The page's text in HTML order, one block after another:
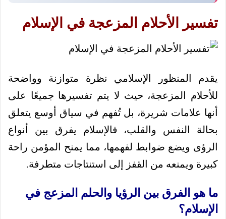
تفسير الأحلام المزعجة في الإسلام
يقدم المنظور الإسلامي نظرة متوازنة وواضحة
للأحلام المزعجة، حيث لا يتم تفسيرها جميعًا على
أنها علامات شريرة، بل تُفهم في سياق أوسع يتعلق
بحالة النفس والقلب، فالإسلام يفرق بين أنواع
الرؤى ويضع ضوابط لفهمها، مما يمنح المؤمن راحة
كبيرة ويمنعه من القفز إلى استنتاجات متطرفة.
ما هو الفرق بين الرؤيا والحلم المزعج في
الإسلام؟